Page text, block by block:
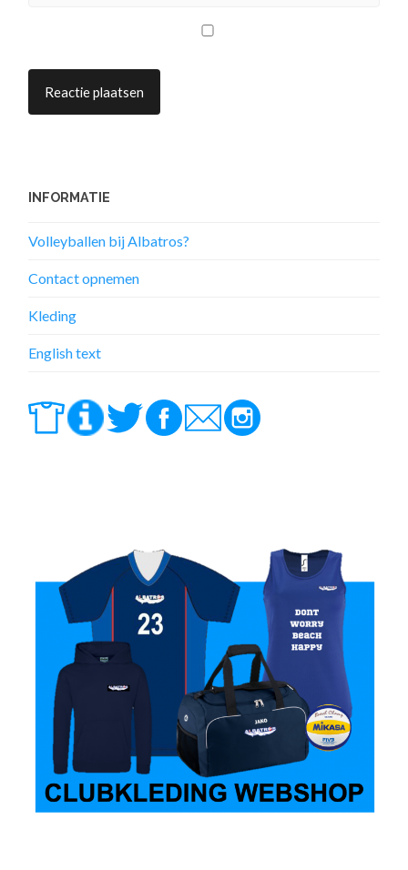
INFORMATIE
Volleyballen bij Albatros?
Contact opnemen
Kleding
English text